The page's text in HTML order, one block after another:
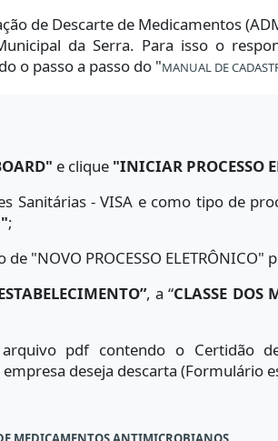
de Descarte de Medicamentos
da Serra. Para isso o
o passo a passo do "MANUAL DE
e clique "INICIAR PROCESSO
Sanitárias - VISA e como tipo de
;
"NOVO PROCESSO
, a “CLASSE DOS
pdf contendo o Certidão
empresa deseja descarta (Formulário